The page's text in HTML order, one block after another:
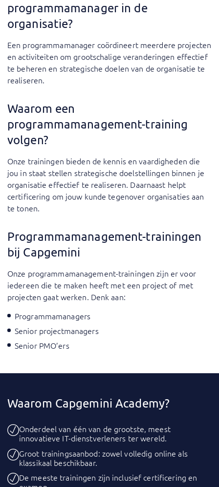
programmamanager in de
organisatie?
Een programmamanager coördineert meerdere projecten
en activiteiten om grootschalige veranderingen effectief
te beheren en strategische doelen van de organisatie te
realiseren.
Waarom een
programmamanagement-training
volgen?
Onze trainingen bieden de kennis en vaardigheden die
jou in staat stellen strategische doelstellingen binnen je
organisatie effectief te realiseren. Daarnaast helpt
certificering om jouw kunde tegenover organisaties aan
te tonen.
Programmamanagement-trainingen
bij Capgemini
Onze programmamanagement-trainingen zijn er voor
iedereen die te maken heeft met een project of met
projecten gaat werken. Denk aan:
Programmamanagers
Senior projectmanagers
Senior PMO’ers
Waarom Capgemini Academy?
Onderdeel van één van de grootste, meest
innovatieve IT-dienstverleners ter wereld.
Groot trainingsaanbod: zowel volledig online als
klassikaal beschikbaar.
De meeste trainingen zijn inclusief certificering en